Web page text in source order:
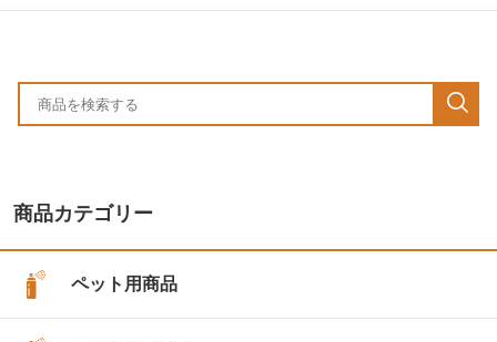
商品カテゴリー
ペット用商品